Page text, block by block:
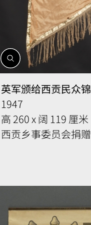
開
啟
簿
英军颁给西贡民众
1947
高 260 x 阔 119 厘米
西贡乡事委员会捐